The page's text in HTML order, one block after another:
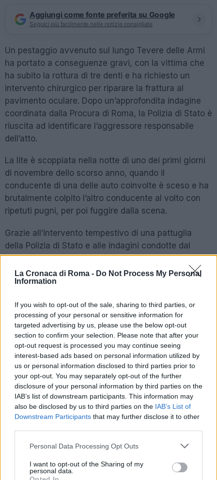
La Cronaca di Roma - Do Not Process My Personal
Information
If you wish to opt-out of the sale, sharing to third parties, or
processing of your personal or sensitive information for
targeted advertising by us, please use the below opt-out
section to confirm your selection. Please note that after your
opt-out request is processed you may continue seeing
interest-based ads based on personal information utilized by
us or personal information disclosed to third parties prior to
your opt-out. You may separately opt-out of the further
disclosure of your personal information by third parties on the
IAB’s list of downstream participants. This information may
also be disclosed by us to third parties on the IAB’s List of
Downstream Participants that may further disclose it to other
Please note that this website/app uses one or more Google
not limited to your visit or usage behaviour. You may click to
grant or deny consent to Google and its third-party tags to
Personal Data Processing Opt Outs
I want to opt-out of the Sharing of my
personal data.
Aggiungi come fonte preferita su Google
Seguici più facilmente nelle notizie consigliate
Un pestaggio avvenuto sul lungo Tevere delle Armi
ha portato a conseguenze gravi, con la vittima che
ha subito la rottura di tre denti e ha richiesto un
intervento chirurgico per riparare la frattura al
pavimento oculare. Dopo un’approfondita indagine
coordinata dalla Procura di Roma, la Polizia di Stato è
riuscita ad identificare l’aggressore responsabile
dell’atto.
La lite è scoppiata nella notte di uno dei primi giorni
di novembre dello scorso anno, quando il
conducente di una delle auto coinvolte è sceso e ha
brutalmente colpito l’altro conducente al volto con
ripetuti pugni, per poi fuggire dalla scena.
Grazie all’intervento tempestivo di una pattuglia
della Polizia di Stato e alle indagini condotte dal
commissariato Prati, è stato possibile identificare
l’aggressore. Attraverso la collaborazione del
Distretto di Ostia e il supporto dei Carabinieri di
nella zona.
POTREBBE INTERESSARTI
ROMA Infermiere ruba materiale
sanitario: arrestato
6 anni fa
Torre Angela. Blitz della Polizia
alle prime luci dell’alba
2 anni fa
Il Procuratore ha richiesto e ottenuto dal Giudice la
misura cautelare della custodia in carcere per
l’indagato, basandosi sui risultati delle indagini